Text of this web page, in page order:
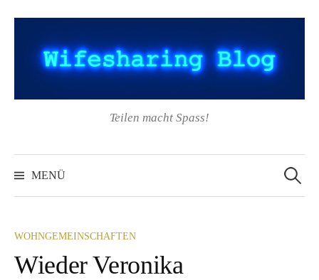
Inhalt
Teilen macht Spass!
MENÜ
nach:
WOHNGEMEINSCHAFTEN
Wieder Veronika